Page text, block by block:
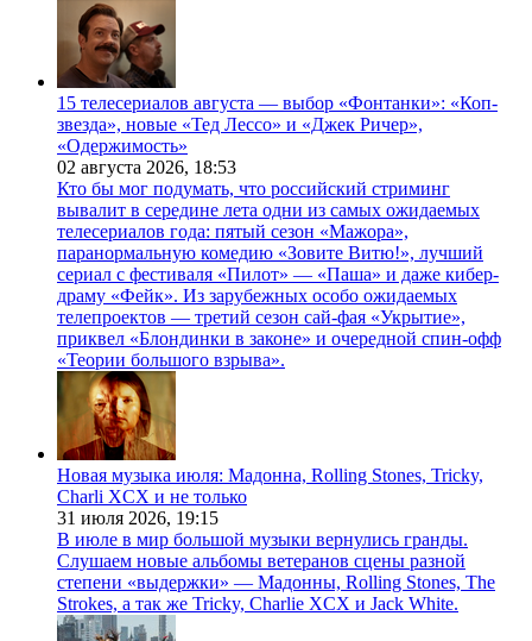
15 телесериалов августа — выбор «Фонтанки»: «Коп-
звезда», новые «Тед Лессо» и «Джек Ричер»,
«Одержимость»
02 августа 2026, 18:53
Кто бы мог подумать, что российский стриминг
вывалит в середине лета одни из самых ожидаемых
телесериалов года: пятый сезон «Мажора»,
паранормальную комедию «Зовите Витю!», лучший
сериал с фестиваля «Пилот» — «Паша» и даже кибер-
драму «Фейк». Из зарубежных особо ожидаемых
телепроектов — третий сезон сай-фая «Укрытие»,
приквел «Блондинки в законе» и очередной спин-офф
«Теории большого взрыва».
Новая музыка июля: Мадонна, Rolling Stones, Tricky,
Charli XCX и не только
31 июля 2026, 19:15
В июле в мир большой музыки вернулись гранды.
Слушаем новые альбомы ветеранов сцены разной
степени «выдержки» — Мадонны, Rolling Stones, The
Strokes, а так же Tricky, Charlie XCX и Jack White.